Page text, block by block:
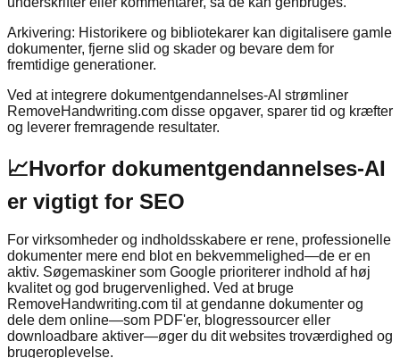
Arkivering: Historikere og bibliotekarer kan digitalisere gamle
dokumenter, fjerne slid og skader og bevare dem for
fremtidige generationer.
Ved at integrere dokumentgendannelses-AI strømliner
RemoveHandwriting.com disse opgaver, sparer tid og kræfter
og leverer fremragende resultater.
📈Hvorfor dokumentgendannelses-AI
er vigtigt for SEO
For virksomheder og indholdsskabere er rene, professionelle
dokumenter mere end blot en bekvemmelighed—de er en
aktiv. Søgemaskiner som Google prioriterer indhold af høj
kvalitet og god brugervenlighed. Ved at bruge
RemoveHandwriting.com til at gendanne dokumenter og
dele dem online—som PDF'er, blogressourcer eller
downloadbare aktiver—øger du dit websites troværdighed og
brugeroplevelse.